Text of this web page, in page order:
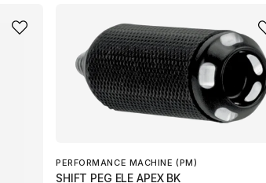
PERFORMANCE MACHINE (PM)
SHIFT PEG ELE APEX BK